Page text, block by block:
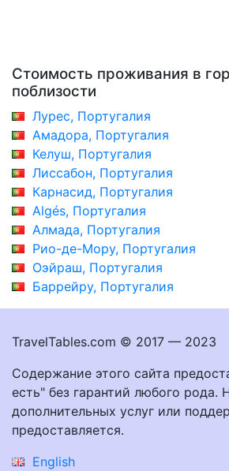
Стоимость проживания в
поблизости
Лурес, Португалия
Амадора, Португалия
Келуш, Португалия
Лиссабон, Португалия
Карнасид, Португалия
Algés, Португалия
Алмада, Португалия
Рио-де-Мору, Португалия
Оэйраш, Португалия
Баррейру, Португалия
TravelTables.com © 2017 — 2023
Содержание этого сайта
есть" без гарантий любого рода.
дополнительных услуг или
предоставляется.
English